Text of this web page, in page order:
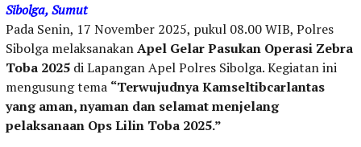
Sibolga, Sumut
Pada Senin, 17 November 2025, pukul 08.00 WIB, Polres
Sibolga melaksanakanApel Gelar Pasukan Operasi Zebra
Toba 2025 di Lapangan Apel Polres Sibolga. Kegiatan ini
mengusung tema “Terwujudnya Kamseltibcarlantas
yang aman, nyaman dan selamat menjelang
pelaksanaan Ops Lilin Toba 2025.”